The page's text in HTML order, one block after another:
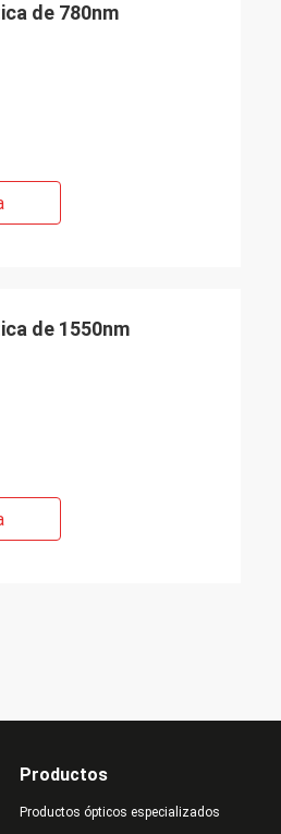
de 780nm
de 1550nm
Productos
Productos ópticos especializados